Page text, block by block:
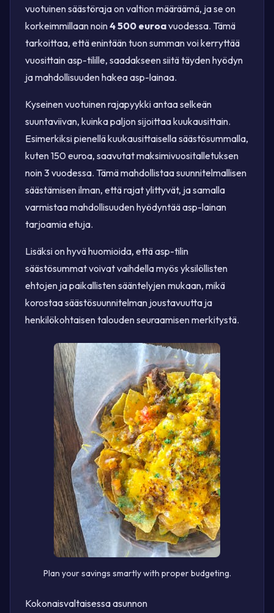
vuotuinen säästöraja on valtion määräämä, ja se on
korkeimmillaan noin4 500 euroavuodessa. Tämä
tarkoittaa, että enintään tuon summan voi kerryttää
vuosittain asp-tilille, saadakseen siitä täyden hyödyn
ja mahdollisuuden hakea asp-lainaa.
Kyseinen vuotuinen rajapyykki antaa selkeän
suuntaviivan, kuinka paljon sijoittaa kuukausittain.
Esimerkiksi pienellä kuukausittaisella säästösummalla,
kuten 150 euroa, saavutat maksimivuositalletuksen
noin 3 vuodessa. Tämä mahdollistaa suunnitelmallisen
säästämisen ilman, että rajat ylittyvät, ja samalla
varmistaa mahdollisuuden hyödyntää asp-lainan
tarjoamia etuja.
Lisäksi on hyvä huomioida, että asp-tilin
säästösummat voivat vaihdella myös yksilöllisten
ehtojen ja paikallisten sääntelyjen mukaan, mikä
korostaa säästösuunnitelman joustavuutta ja
henkilökohtaisen talouden seuraamisen merkitystä.
Plan your savings smartly with proper budgeting.
Kokonaisvaltaisessa asunnon